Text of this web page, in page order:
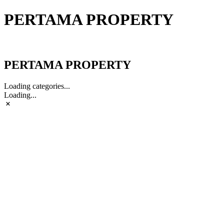
PERTAMA PROPERTY
PERTAMA PROPERTY
Loading categories...
Loading...